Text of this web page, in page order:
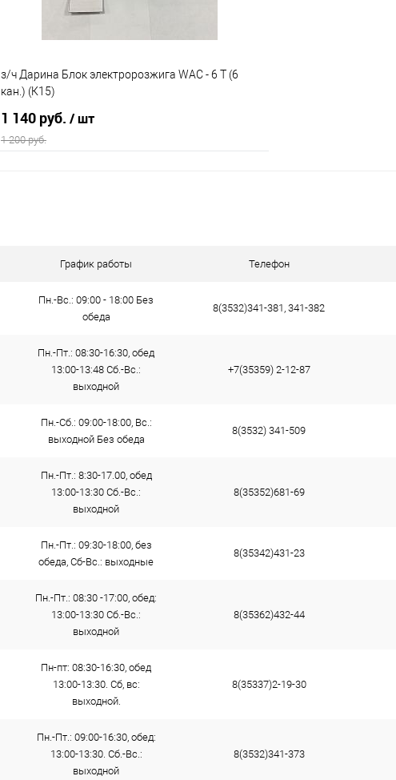
з/ч Дарина Блок электророзжига WAC - 6 Т (6
кан.) (К15)
1 140 руб. / шт
1 200 руб.
График работы Телефон
Пн.-Вс.: 09:00 - 18:00 Без
обеда
8(3532)341-381, 341-382
Пн.-Пт.: 08:30-16:30, обед
13:00-13:48 Сб.-Вс.:
выходной
+7(35359) 2-12-87
Пн.-Сб.: 09:00-18:00, Вс.:
выходной Без обеда
8(3532) 341-509
Пн.-Пт.: 8:30-17.00, обед
13:00-13:30 Сб.-Вс.:
выходной
8(35352)681-69
Пн.-Пт.: 09:30-18:00, без
обеда, Сб-Вс.: выходные
8(35342)431-23
Пн.-Пт.: 08:30 -17:00, обед:
13:00-13:30 Сб.-Вс.:
выходной
8(35362)432-44
Пн-пт: 08:30-16:30, обед
13:00-13:30. Сб, вс:
выходной.
8(35337)2-19-30
Пн.-Пт.: 09:00-16:30, обед:
13:00-13:30. Сб.-Вс.:
выходной
8(3532)341-373